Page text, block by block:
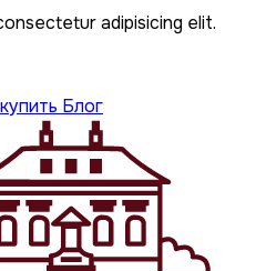
adipisicing elit.
Блог